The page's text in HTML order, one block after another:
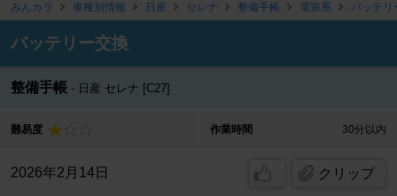
みんカラ 車種別情報 日産 セレナ 整備手帳 電装系 バッテリ
バッテリー交換
整備手帳 日産 セレナ [C27]
難易度 作業時間 30分以内
2026年2月14日 クリップ